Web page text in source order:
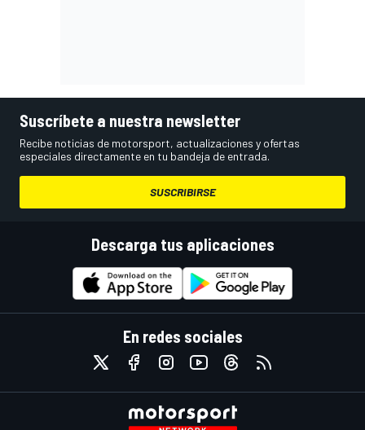
Suscríbete a nuestra newsletter
Recibe noticias de motorsport, actualizaciones y ofertas
especiales directamente en tu bandeja de entrada.
SUSCRIBIRSE
Descarga tus aplicaciones
En redes sociales